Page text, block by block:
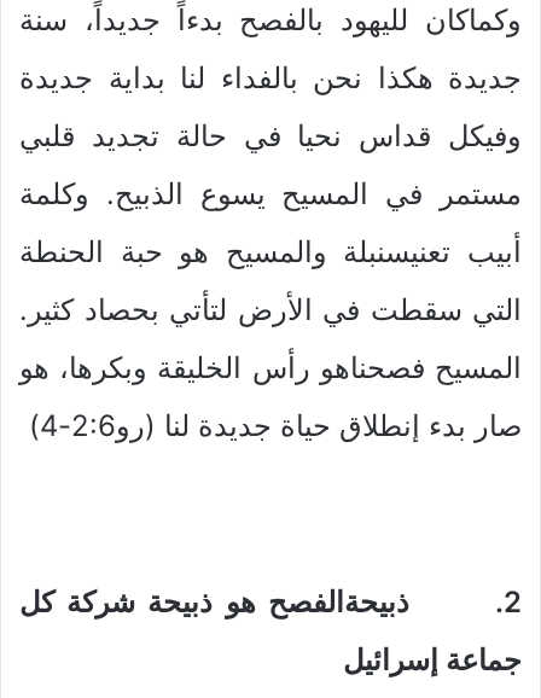
وكماكان لليهود بالفصح بدءاً جديداً، سنة
جديدة هكذا نحن بالفداء لنا بداية جديدة
وفيكل قداس نحيا في حالة تجديد قلبي
مستمر في المسيح يسوع الذبيح. وكلمة
أبيب تعنيسنبلة والمسيح هو حبة الحنطة
التي سقطت في الأرض لتأتي بحصاد كثير.
المسيح فصحناهو رأس الخليقة وبكرها، هو
صار بدء إنطلاق حياة جديدة لنا (رو2:6-4)
2. ذبيحةالفصح هو ذبيحة شركة كل
جماعة إسرائيل